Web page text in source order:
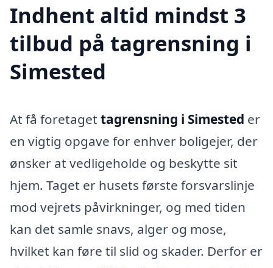
Indhent altid mindst 3
tilbud på tagrensning i
Simested
At få foretaget tagrensning i Simested er
en vigtig opgave for enhver boligejer, der
ønsker at vedligeholde og beskytte sit
hjem. Taget er husets første forsvarslinje
mod vejrets påvirkninger, og med tiden
kan det samle snavs, alger og mose,
hvilket kan føre til slid og skader. Derfor er